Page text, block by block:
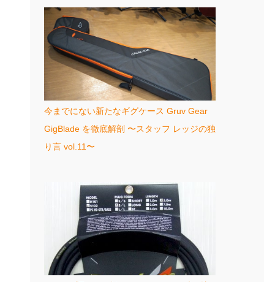
今までにない新たなギグケース Gruv Gear
GigBlade を徹底解剖 〜スタッフ レッジの独
り言 vol.11〜